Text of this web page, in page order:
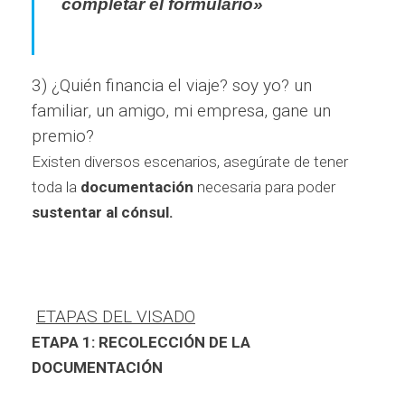
completar el formulario»
3) ¿Quién financia el viaje? soy yo? un
familiar, un amigo, mi empresa, gane un
premio?
Existen diversos escenarios, asegúrate de tener
toda la documentación necesaria para poder
sustentar al cónsul.
ETAPAS DEL VISADO
ETAPA 1: RECOLECCIÓN DE LA
DOCUMENTACIÓN